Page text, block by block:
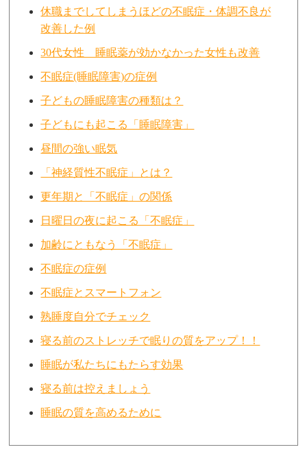
休職までしてしまうほどの不眠症・体調不良が
改善した例
30代女性 睡眠薬が効かなかった女性も改善
不眠症(睡眠障害)の症例
子どもの睡眠障害の種類は？
子どもにも起こる「睡眠障害」
昼間の強い眠気
「神経質性不眠症」とは？
更年期と「不眠症」の関係
日曜日の夜に起こる「不眠症」
加齢にともなう「不眠症」
不眠症の症例
不眠症とスマートフォン
熟睡度自分でチェック
寝る前のストレッチで眠りの質をアップ！！
睡眠が私たちにもたらす効果
寝る前は控えましょう
睡眠の質を高めるために